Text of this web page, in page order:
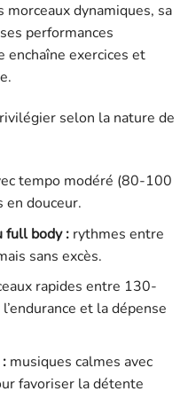
dynamiques, sa
performances
exercices et
selon la nature de
tempo modéré (80-100
en douceur.
full body :rythmes entre
sans excès.
rapides entre 130-
et la dépense
musiques calmes avec
favoriser la détente